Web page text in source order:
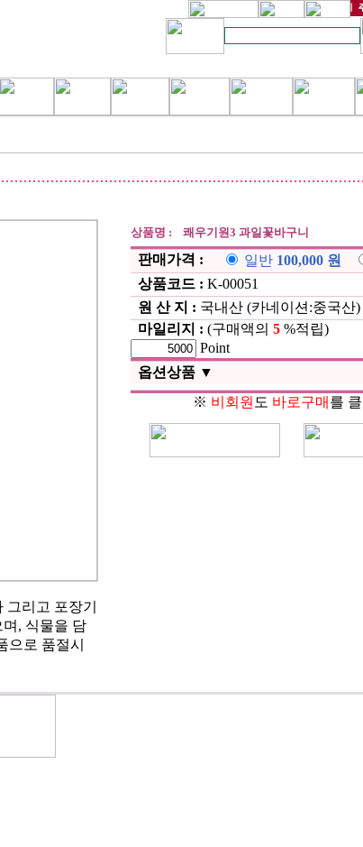
리고 포장기
, 식물을 담
으로 품절시
상품명 : 쾌우기원3 과일꽃바구니
판매가격 : 일반100,000 원
상품코드 : K-00051
원 산 지 : 국내산 (카네이션:중국산)
마일리지 : (구매액의 5 %적립)
Point
옵션상품 ▼
※ 비회원 도 바로구매 를